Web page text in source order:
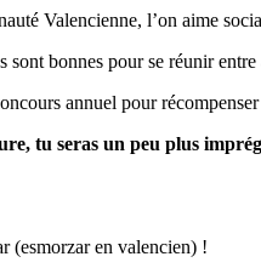
Valencienne, l’on aime
sont bonnes pour se réunir
annuel pour
tu seras un peu plus
(esmorzar en valencien) !